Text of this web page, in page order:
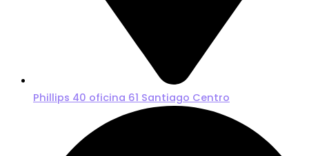
Phillips 40 oficina 61 Santiago Centro